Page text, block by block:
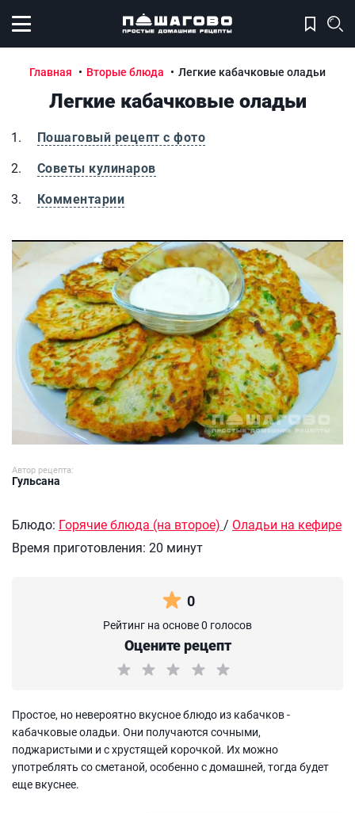
Открыть меню
Главная Вторые блюда Легкие кабачковые оладьи
Легкие кабачковые оладьи
Пошаговый рецепт с фото
Советы кулинаров
Комментарии
Легкие кабачковые оладьи
Автор рецепта:
Гульсана
Блюдо: Горячие блюда (на второе) / Оладьи на кефире
Время приготовления: 20 минут
0
Рейтинг на основе 0 голосов
Оцените рецепт
Простое, но невероятно вкусное блюдо из кабачков -
кабачковые оладьи. Они получаются сочными,
поджаристыми и с хрустящей корочкой. Их можно
употреблять со сметаной, особенно с домашней, тогда будет
еще вкуснее.